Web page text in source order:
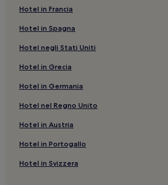
Hotel in Francia
Hotel in Spagna
Hotel negli Stati Uniti
Hotel in Grecia
Hotel in Germania
Hotel nel Regno Unito
Hotel in Austria
Hotel in Portogallo
Hotel in Svizzera